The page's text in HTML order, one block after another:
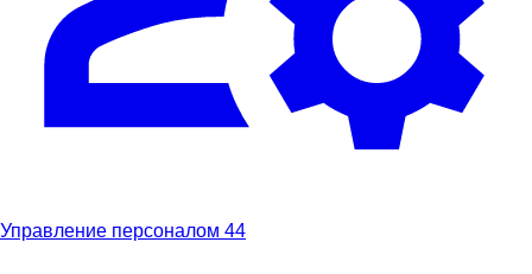
Управление персоналом 44